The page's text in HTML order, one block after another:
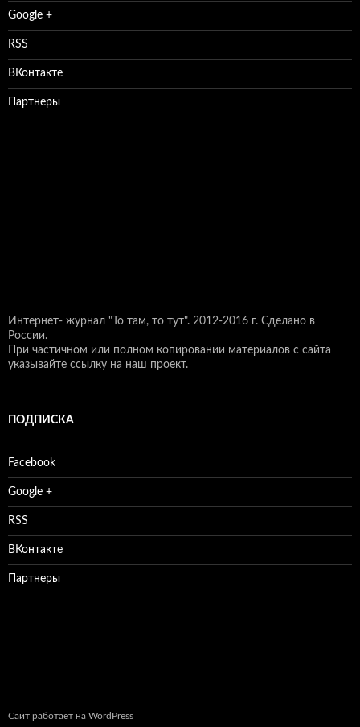
Google +
RSS
ВКонтакте
Партнеры
Интернет- журнал "То там, то тут". 2012-2016 г. Сделано в
России.
При частичном или полном копировании материалов с сайта
указывайте ссылку на наш проект.
ПОДПИСКА
Facebook
Google +
RSS
ВКонтакте
Партнеры
Сайт работает на WordPress